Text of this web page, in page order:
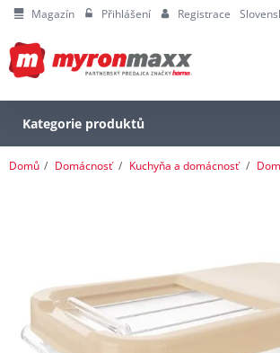
Magazín Přihlášení Registrace
Kategorie produktů
Domů Domácnosť Kuchyňa a domácnosť